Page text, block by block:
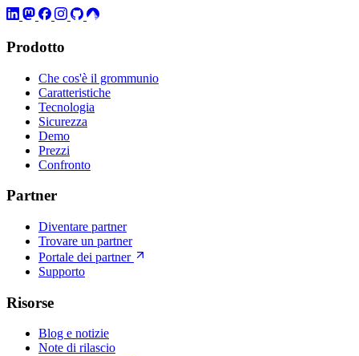
Prodotto
Che cos'è il grommunio
Caratteristiche
Tecnologia
Sicurezza
Demo
Prezzi
Confronto
Partner
Diventare partner
Trovare un partner
Portale dei partner
Supporto
Risorse
Blog e notizie
Note di rilascio